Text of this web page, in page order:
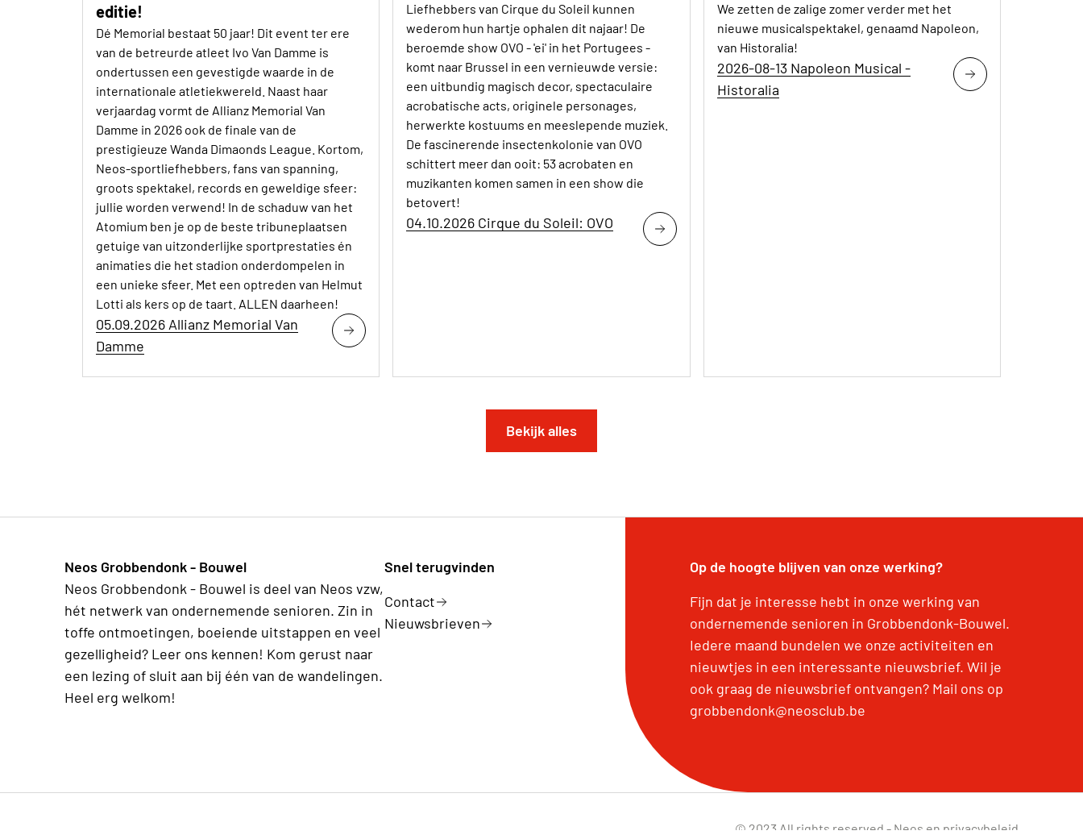
editie!
Dé Memorial bestaat 50 jaar! Dit event ter ere
van de betreurde atleet Ivo Van Damme is
ondertussen een gevestigde waarde in de
internationale atletiekwereld. Naast haar
verjaardag vormt de Allianz Memorial Van
Damme in 2026 ook de finale van de
prestigieuze Wanda Dimaonds League. Kortom,
Neos-sportliefhebbers, fans van spanning,
groots spektakel, records en geweldige sfeer:
jullie worden verwend! In de schaduw van het
Atomium ben je op de beste tribuneplaatsen
getuige van uitzonderlijke sportprestaties én
animaties die het stadion onderdompelen in
een unieke sfeer. Met een optreden van Helmut
Lotti als kers op de taart. ALLEN daarheen!
05.09.2026 Allianz Memorial Van
Damme
Liefhebbers van Cirque du Soleil kunnen
wederom hun hartje ophalen dit najaar! De
beroemde show OVO - 'ei' in het Portugees -
komt naar Brussel in een vernieuwde versie:
een uitbundig magisch decor, spectaculaire
acrobatische acts, originele personages,
herwerkte kostuums en meeslepende muziek.
De fascinerende insectenkolonie van OVO
schittert meer dan ooit: 53 acrobaten en
muzikanten komen samen in een show die
betovert!
04.10.2026 Cirque du Soleil: OVO
We zetten de zalige zomer verder met het
nieuwe musicalspektakel, genaamd Napoleon,
van Historalia!
2026-08-13 Napoleon Musical -
Historalia
Bekijk alles
Neos Grobbendonk - Bouwel
Neos Grobbendonk - Bouwel is deel van Neos vzw,
hét netwerk van ondernemende senioren. Zin in
toffe ontmoetingen, boeiende uitstappen en veel
gezelligheid? Leer ons kennen! Kom gerust naar
een lezing of sluit aan bij één van de wandelingen.
Heel erg welkom!
Snel terugvinden
Contact
Nieuwsbrieven
Op de hoogte blijven van onze werking?
Fijn dat je interesse hebt in onze werking van
ondernemende senioren in Grobbendonk-Bouwel.
Iedere maand bundelen we onze activiteiten en
nieuwtjes in een interessante nieuwsbrief. Wil je
ook graag de nieuwsbrief ontvangen? Mail ons op
grobbendonk@neosclub.be
© 2023 All rights reserved - Neos en privacybeleid